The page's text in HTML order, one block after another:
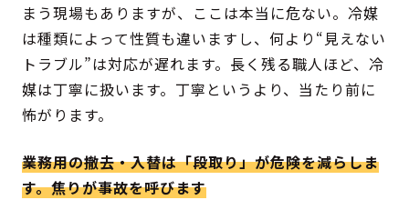
まう現場もありますが、ここは本当に危ない。冷媒
は種類によって性質も違いますし、何より“見えない
トラブル”は対応が遅れます。長く残る職人ほど、冷
媒は丁寧に扱います。丁寧というより、当たり前に
怖がります。
業務用の撤去・入替は「段取り」が危険を減らしま
す。焦りが事故を呼びます